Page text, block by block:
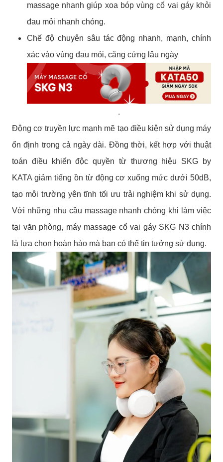
massage nhanh giúp xoa bóp vùng cổ vai gáy khỏi
đau mỏi nhanh chóng.
Chế độ chuyên sâu tác động nhanh, mạnh, chính
xác vào vùng đau mỏi, căng cứng lâu ngày
.
Động cơ truyền lực mạnh mẽ tạo điều kiện sử dụng máy
ổn định trong cả ngày dài. Đồng thời, kết hợp với thuật
toán điều khiển độc quyền từ thương hiệu SKG by
KATA giảm tiếng ồn từ động cơ xuống mức dưới 50dB,
tạo môi trường yên tĩnh tối ưu trải nghiệm khi sử dụng.
Với những nhu cầu massage nhanh chóng khi làm việc
tại văn phòng, máy massage cổ vai gáy SKG N3 chính
là lựa chọn hoàn hảo mà bạn có thể tin tưởng sử dụng.